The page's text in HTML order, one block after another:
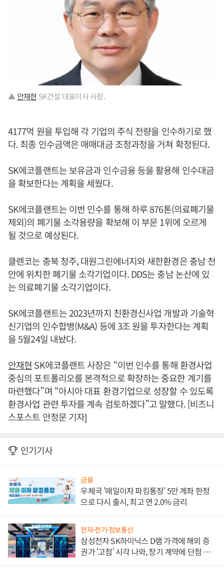
▲안재현 SK건설 대표이사 사장.
4177억 원을 투입해 각 기업의 주식 전량을 인수하기로 했
다. 최종 인수금액은 매매대금 조정과정을 거쳐 확정된다.
SK에코플랜트는 보유금과 인수금융 등을 활용해 인수대금
을 확보한다는 계획을 세웠다.
SK에코플랜트는 이번 인수를 통해 하루 876톤(의료폐기물
제외)의 폐기물 소각용량을 확보해 이 부문 1위에 오르게
될 것으로 예상된다.
클렌코는 충북 청주, 대원그린에너지와 새한환경은 충남 천
안에 위치한 폐기물 소각기업이다. DDS는 충남 논산에 있
는 의료폐기물 소각기업이다.
SK에코플랜트는 2023년까지 친환경신사업 개발과 기술혁
신기업의 인수합병(M&A) 등에 3조 원을 투자한다는 계획
을 5월24일 내놨다.
안재현 SK에코플랜트 사장은 “이번 인수를 통해 환경사업
중심의 포트폴리오를 본격적으로 확장하는 중요한 계기를
마련했다”며 “아시아 대표 환경기업으로 성장할 수 있도록
환경사업 관련 투자를 계속 검토하겠다”고 말했다. [비즈니
스포스트 안정문 기자]
인기기사
금융
우체국 '매일이자 파킹통장' 5만 계좌 한정
으로 다시 출시, 최고 연 2.0% 금리
전자·전기·정보통신
삼성전자 SK하이닉스 D램 가격에 해외 증
권가 '고점' 시각 나와, 장기 계약에 단점 부